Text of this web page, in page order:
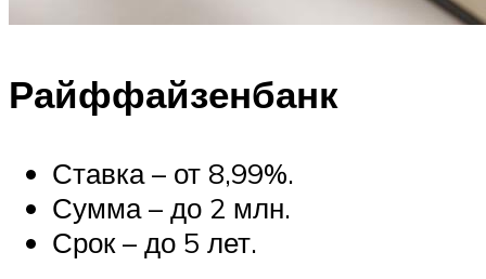
Райффайзенбанк
Ставка – от 8,99%.
Сумма – до 2 млн.
Срок – до 5 лет.